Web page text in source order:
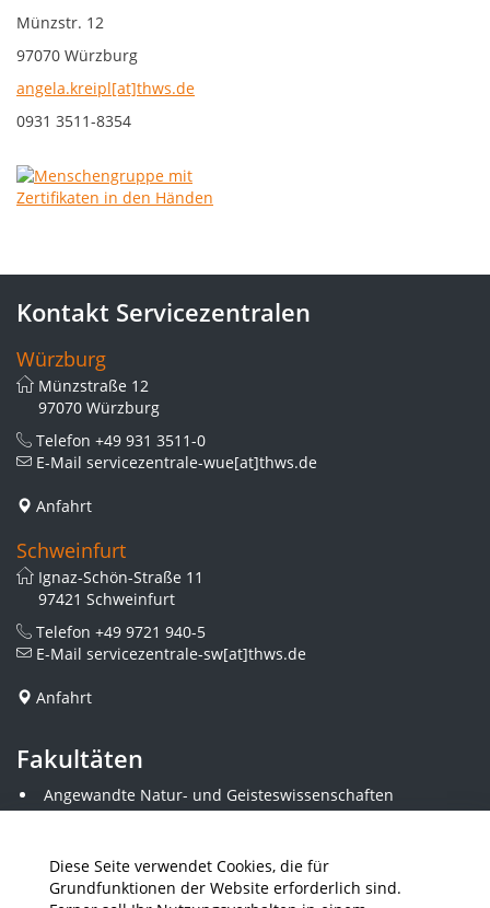
Diese Seite verwendet Cookies, die für
Grundfunktionen der Website erforderlich sind.
Münzstr. 12
97070 Würzburg
angela.kreipl[at]thws.de
0931 3511-8354
Kontakt Servicezentralen
Würzburg
Münzstraße 12
97070 Würzburg
Telefon +49 931 3511-0
E-Mail servicezentrale-wue[at]thws.de
Anfahrt
Schweinfurt
Ignaz-Schön-Straße 11
97421 Schweinfurt
Telefon +49 9721 940-5
E-Mail servicezentrale-sw[at]thws.de
Anfahrt
Fakultäten
Angewandte Natur- und Geisteswissenschaften
Angewandte Sozialwissenschaften
Elektrotechnik
Gestaltung